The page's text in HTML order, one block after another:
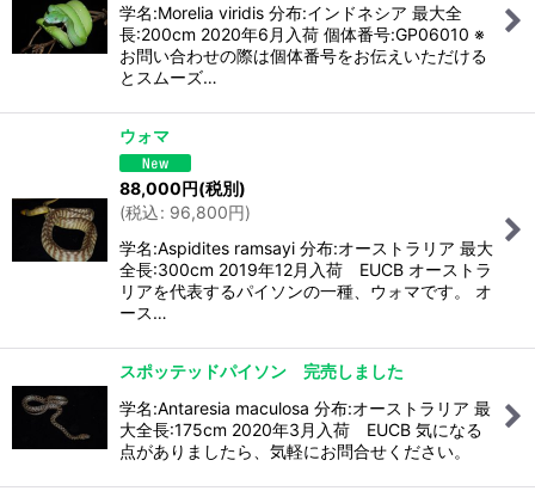
学名:Morelia viridis 分布:インドネシア 最大全
長:200cm 2020年6月入荷 個体番号:GP06010 ※
お問い合わせの際は個体番号をお伝えいただける
とスムーズ…
ウォマ
88,000円(税別)
(税込: 96,800円)
学名:Aspidites ramsayi 分布:オーストラリア 最大
全長:300cm 2019年12月入荷 EUCB オーストラ
リアを代表するパイソンの一種、ウォマです。 オ
ース…
スポッテッドパイソン 完売しました
学名:Antaresia maculosa 分布:オーストラリア 最
大全長:175cm 2020年3月入荷 EUCB 気になる
点がありましたら、気軽にお問合せください。